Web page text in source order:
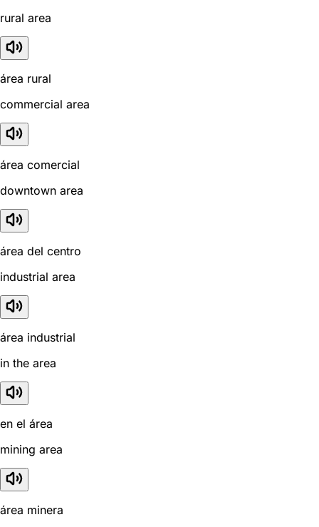
rural area
área rural
commercial area
área comercial
downtown area
área del centro
industrial area
área industrial
in the area
en el área
mining area
área minera